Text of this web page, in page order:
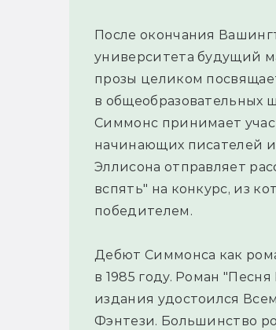
После окончания
университета будущий
прозы целиком
в общеобразовательных
Симмонс принимает
начинающих писателей и
Эллисона отправляет
вспять" на конкурс, из
победителем.
Дебют Симмонса как
в 1985 году. Роман
издания удостоился
Фэнтези. Большинство